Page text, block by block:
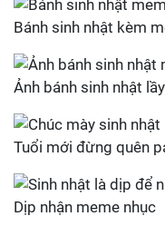
Bánh sinh nhật kèm
Ảnh bánh sinh nhật lầy
Tuổi mới đừng quên
Dịp nhận meme nhục